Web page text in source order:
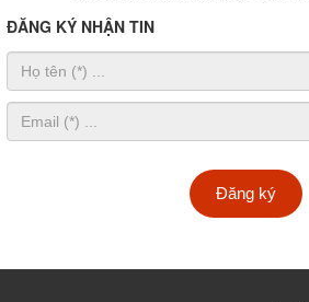
ĐĂNG KÝ NHẬN TIN
Đăng ký